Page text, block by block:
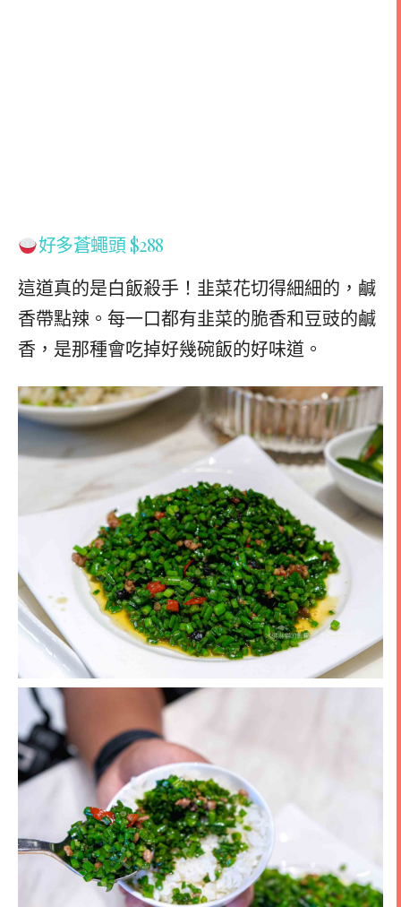
好多蒼蠅頭 $288
這道真的是白飯殺手！韭菜花切得細細的，鹹
香帶點辣。每一口都有韭菜的脆香和豆豉的鹹
香，是那種會吃掉好幾碗飯的好味道。